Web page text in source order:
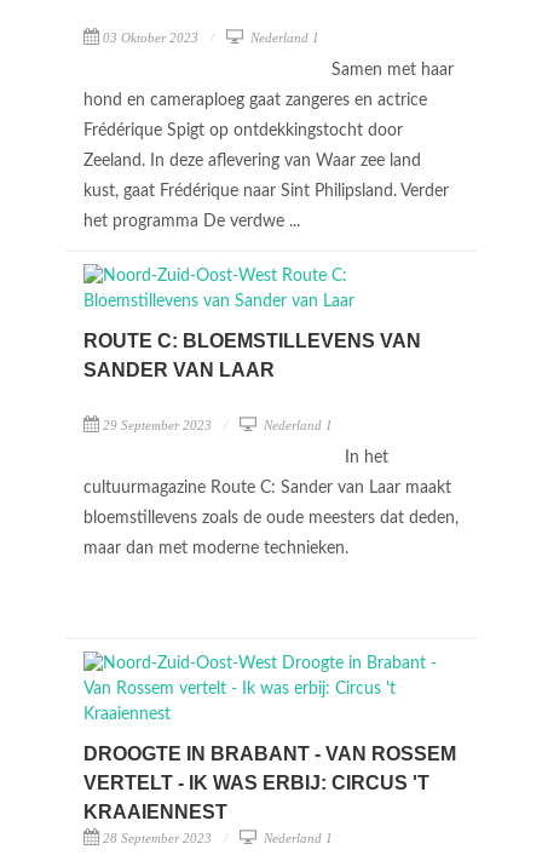
03 Oktober 2023 Nederland 1
Samen met haar
hond en cameraploeg gaat zangeres en actrice
Frédérique Spigt op ontdekkingstocht door
Zeeland. In deze aflevering van Waar zee land
kust, gaat Frédérique naar Sint Philipsland. Verder
het programma De verdwe ...
ROUTE C: BLOEMSTILLEVENS VAN
SANDER VAN LAAR
29 September 2023 Nederland 1
In het
cultuurmagazine Route C: Sander van Laar maakt
bloemstillevens zoals de oude meesters dat deden,
maar dan met moderne technieken.
DROOGTE IN BRABANT - VAN ROSSEM
VERTELT - IK WAS ERBIJ: CIRCUS 'T
KRAAIENNEST
28 September 2023 Nederland 1